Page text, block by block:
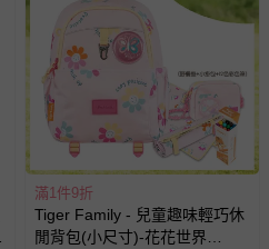
滿1件9折
Tiger Family - 兒童趣味輕巧休
閒背包(小尺寸)-花花世界